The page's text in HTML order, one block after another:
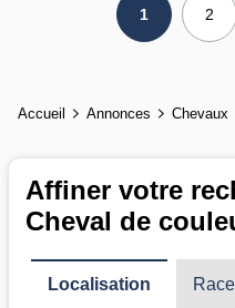
1 2
Accueil Annonces Chevaux
Affiner votre
Cheval de
Localisation